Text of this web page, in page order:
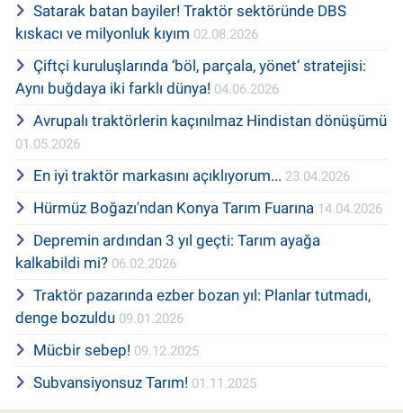
Satarak batan bayiler! Traktör sektöründe DBS
kıskacı ve milyonluk kıyım 02.08.2026
Çiftçi kuruluşlarında ‘böl, parçala, yönet’ stratejisi:
Aynı buğdaya iki farklı dünya! 04.06.2026
Avrupalı traktörlerin kaçınılmaz Hindistan dönüşümü
01.05.2026
En iyi traktör markasını açıklıyorum... 23.04.2026
Hürmüz Boğazı'ndan Konya Tarım Fuarına 14.04.2026
Depremin ardından 3 yıl geçti: Tarım ayağa
kalkabildi mi? 06.02.2026
Traktör pazarında ezber bozan yıl: Planlar tutmadı,
denge bozuldu 09.01.2026
Mücbir sebep! 09.12.2025
Subvansiyonsuz Tarım! 01.11.2025